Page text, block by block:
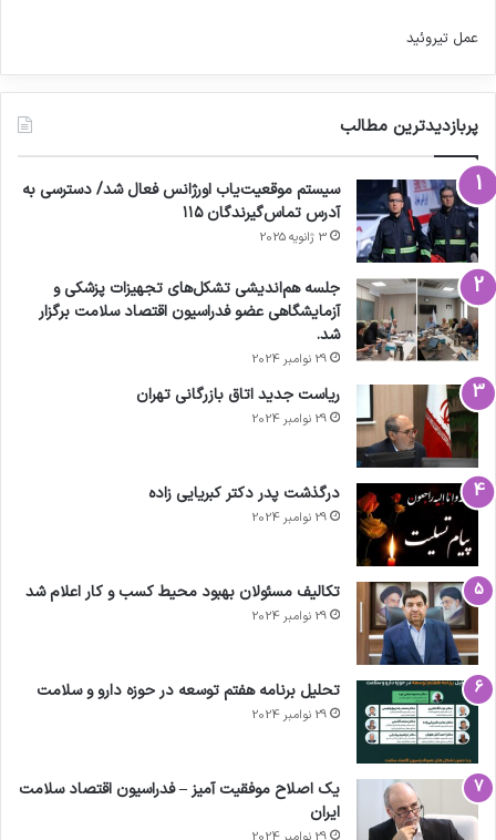
عمل تیروئید
پربازدیدترین مطالب
سیستم موقعیت‌یاب اورژانس فعال شد/ دسترسی به
آدرس تماس‌گیرندگان ۱۱۵
3 ژانویه 2025
جلسه هم‌اندیشی تشکل‌های تجهیزات پزشکی و
آزمایشگاهی عضو فدراسیون اقتصاد سلامت برگزار
شد.
29 نوامبر 2024
ریاست جدید اتاق بازرگانی تهران
29 نوامبر 2024
درگذشت پدر دکتر کبریایی زاده
29 نوامبر 2024
تکالیف مسئولان بهبود محیط کسب و کار اعلام شد
29 نوامبر 2024
تحلیل برنامه هفتم توسعه در حوزه دارو و سلامت
29 نوامبر 2024
یک اصلاح موفقیت آمیز – فدراسیون اقتصاد سلامت
ایران